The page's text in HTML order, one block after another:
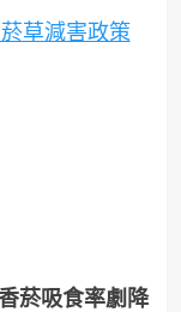
草減害政策
菸吸食率劇降